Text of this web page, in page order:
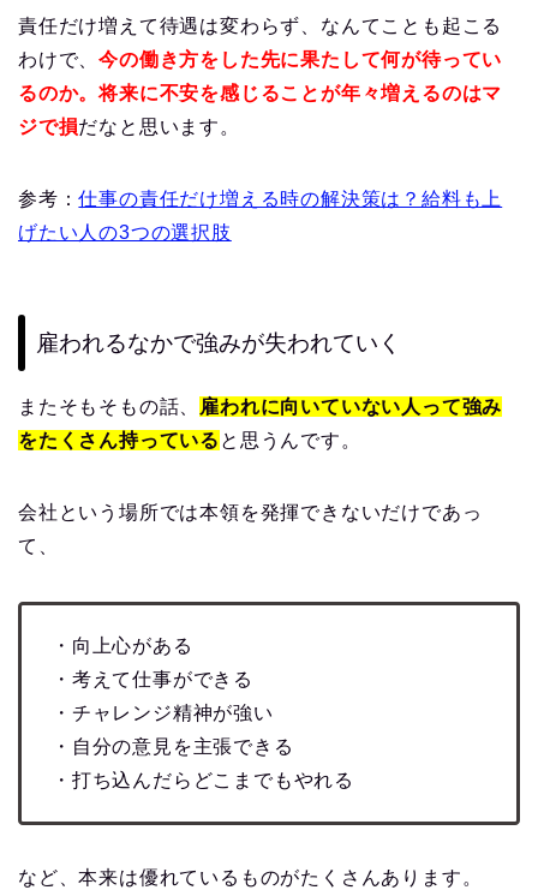
責任だけ増えて待遇は変わらず、なんてことも起こる
わけで、今の働き方をした先に果たして何が待ってい
るのか。将来に不安を感じることが年々増えるのはマ
ジで損だなと思います。
参考：仕事の責任だけ増える時の解決策は？給料も上
げたい人の3つの選択肢
雇われるなかで強みが失われていく
またそもそもの話、 雇われに向いていない人って強み
をたくさん持っている と思うんです。
会社という場所では本領を発揮できないだけであっ
て、
・向上心がある
・考えて仕事ができる
・チャレンジ精神が強い
・自分の意見を主張できる
・打ち込んだらどこまでもやれる
など、本来は優れているものがたくさんあります。